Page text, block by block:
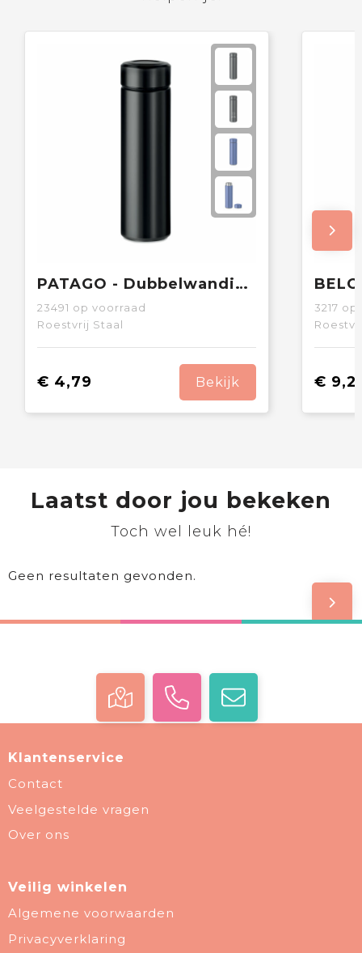
PATAGO - Dubbelwandige drinkfles 425 ml
23491 op voorraad
Roestvrij Staal
€ 4,79 Bekijk
3217 op
€
Laatst door jou bekeken
Toch wel leuk hé!
Geen resultaten gevonden.
Klantenservice
Contact
Veelgestelde vragen
Over ons
Veilig winkelen
Algemene voorwaarden
Privacyverklaring